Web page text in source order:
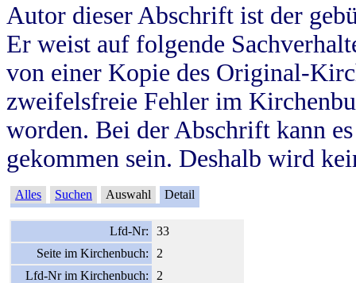
Autor dieser Abschrift ist der
Er weist auf folgende
von einer Kopie des Original-
zweifelsfreie Fehler im
worden. Bei der Abschrift kann
gekommen sein. Deshalb wird
Alles Suchen Auswahl Detail
Lfd-Nr:
33
Seite im Kirchenbuch:
2
Lfd-Nr im Kirchenbuch:
2